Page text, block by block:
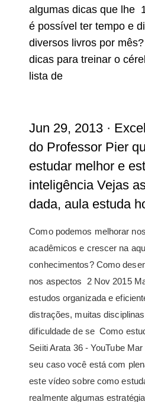
algumas dicas que lhe
é possível ter tempo e
diversos livros por
dicas para treinar o
lista de
Jun 29, 2013 ·
do Professor Pier
estudar melhor e
inteligência Vejas
dada, aula estuda
Como podemos melhorar
acadêmicos e crescer na
conhecimentos? Como
nos aspectos 2 Nov 2015
estudos organizada e
distrações, muitas
dificuldade de se Como
Seiiti Arata 36 - YouTube
seu caso você está com
este vídeo sobre como
realmente algumas